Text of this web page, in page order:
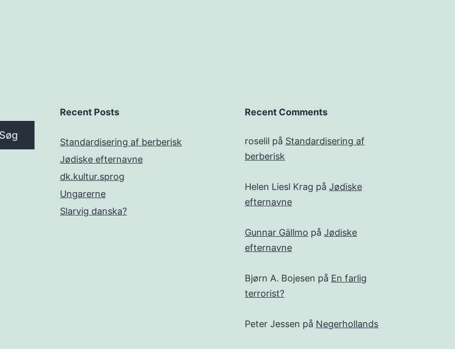
Recent Posts
Standardisering af berberisk
Jødiske efternavne
dk.kultur.sprog
Ungarerne
Slarvig danska?
Recent Comments
roselil på Standardisering af
berberisk
Helen Liesl Krag på Jødiske
efternavne
Gunnar Gällmo på Jødiske
efternavne
Bjørn A. Bojesen på En farlig
terrorist?
Peter Jessen på Negerhollands